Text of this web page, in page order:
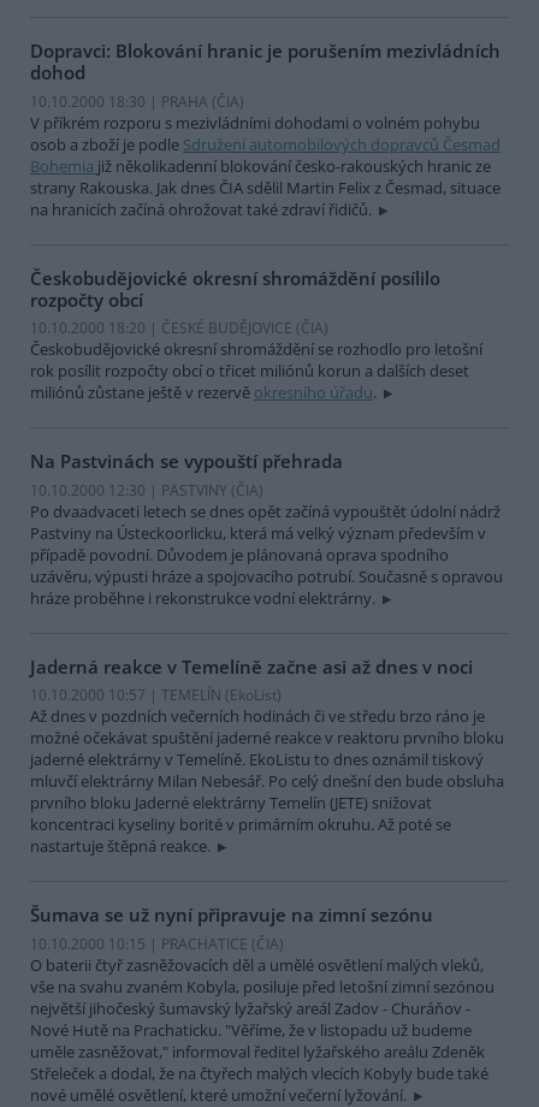
Dopravci: Blokování hranic je porušením mezivládních
dohod
10.10.2000 18:30 | PRAHA (ČIA)
V příkrém rozporu s mezivládními dohodami o volném pohybu
osob a zboží je podle Sdružení automobilových dopravců Česmad
Bohemia již několikadenní blokování česko-rakouských hranic ze
strany Rakouska. Jak dnes ČIA sdělil Martin Felix z Česmad, situace
na hranicích začíná ohrožovat také zdraví řidičů.
Českobudějovické okresní shromáždění posílilo
rozpočty obcí
10.10.2000 18:20 | ČESKÉ BUDĚJOVICE (ČIA)
Českobudějovické okresní shromáždění se rozhodlo pro letošní
rok posílit rozpočty obcí o třicet miliónů korun a dalších deset
miliónů zůstane ještě v rezervě okresního úřadu.
Na Pastvinách se vypouští přehrada
10.10.2000 12:30 | PASTVINY (ČIA)
Po dvaadvaceti letech se dnes opět začíná vypouštět údolní nádrž
Pastviny na Ústeckoorlicku, která má velký význam především v
případě povodní. Důvodem je plánovaná oprava spodního
uzávěru, výpusti hráze a spojovacího potrubí. Současně s opravou
hráze proběhne i rekonstrukce vodní elektrárny.
Jaderná reakce v Temelíně začne asi až dnes v noci
10.10.2000 10:57 | TEMELÍN (EkoList)
Až dnes v pozdních večerních hodinách či ve středu brzo ráno je
možné očekávat spuštění jaderné reakce v reaktoru prvního bloku
jaderné elektrárny v Temelíně. EkoListu to dnes oznámil tiskový
mluvčí elektrárny Milan Nebesář. Po celý dnešní den bude obsluha
prvního bloku Jaderné elektrárny Temelín (JETE) snižovat
koncentraci kyseliny borité v primárním okruhu. Až poté se
nastartuje štěpná reakce.
Šumava se už nyní připravuje na zimní sezónu
10.10.2000 10:15 | PRACHATICE (ČIA)
O baterii čtyř zasněžovacích děl a umělé osvětlení malých vleků,
vše na svahu zvaném Kobyla, posiluje před letošní zimní sezónou
největší jihočeský šumavský lyžařský areál Zadov - Churáňov -
Nové Hutě na Prachaticku. "Věříme, že v listopadu už budeme
uměle zasněžovat," informoval ředitel lyžařského areálu Zdeněk
Střeleček a dodal, že na čtyřech malých vlecích Kobyly bude také
nové umělé osvětlení, které umožní večerní lyžování.